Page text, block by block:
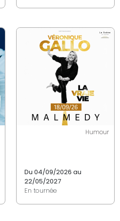
Humour
Du 04/09/2026 au
22/05/2027
En tournée